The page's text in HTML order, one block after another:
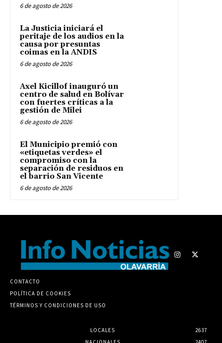
6 de agosto de 2026
La Justicia iniciará el
peritaje de los audios en la
causa por presuntas
coimas en la ANDIS
6 de agosto de 2026
Axel Kicillof inauguró un
centro de salud en Bolívar
con fuertes críticas a la
gestión de Milei
6 de agosto de 2026
El Municipio premió con
«etiquetas verdes» el
compromiso con la
separación de residuos en
el barrio San Vicente
6 de agosto de 2026
CONTACTO
POLÍTICA DE COOKIES
TÉRMINOS Y CONDICIONES DE USO
LOCALES
2637